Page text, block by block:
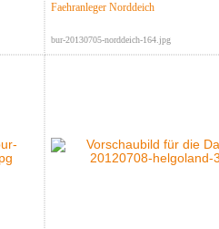
Faehranleger Norddeich
bur-20130705-norddeich-164.jpg